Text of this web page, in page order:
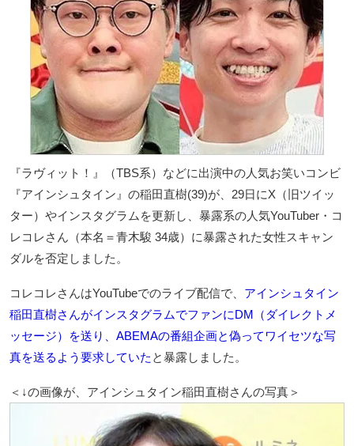
『ラヴィット！』（TBS系）などに出演中の人気お笑いコンビ
『アインシュタイン』の稲田直樹(39)が、29日にX（旧ツイッ
ター）やインスタグラムを更新し、暴露系の人気YouTuber・コ
レコレさん（本名＝青木駿 34歳）に暴露された女性スキャン
ダルを否定しました。
コレコレさんはYouTubeでのライブ配信で、 アインシュタイン
稲田直樹さんがインスタグラムでファンにDM（ダイレクトメ
ッセージ）を送り、ABEMAの番組企画と偽ってワイセツな写
真を送るよう要求していた と暴露しました。
＜↓の画像が、アインシュタイン稲田直樹さんの写真＞